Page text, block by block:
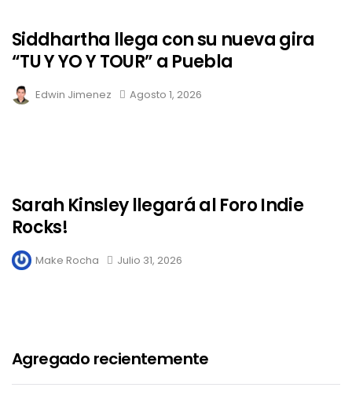
Siddhartha llega con su nueva gira
“TU Y YO Y TOUR” a Puebla
Edwin Jimenez Agosto 1, 2026
Sarah Kinsley llegará al Foro Indie
Rocks!
Make Rocha Julio 31, 2026
Agregado recientemente